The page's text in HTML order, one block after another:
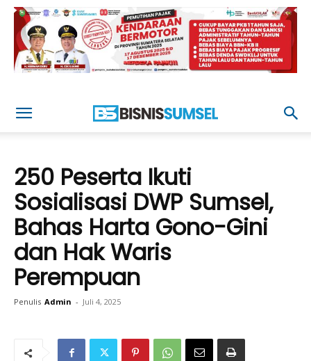
250 Peserta Ikuti
Sosialisasi DWP Sumsel,
Bahas Harta Gono-Gini
dan Hak Waris
Perempuan
Penulis Admin - Juli 4, 2025